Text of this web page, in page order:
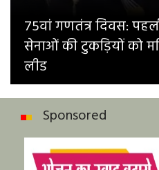
75वां गणतंत्र दिवस:
सेनाओं की टुकड़ियों को
लीड
Sponsored